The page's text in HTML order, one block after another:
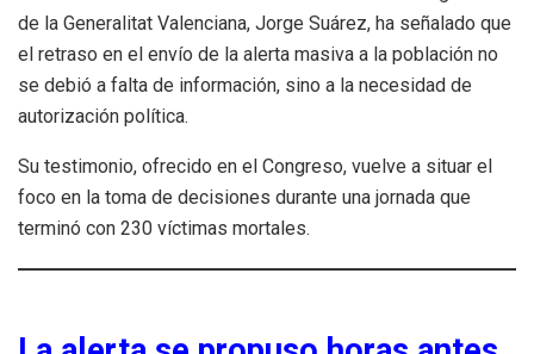
de la Generalitat Valenciana, Jorge Suárez, ha señalado que
el retraso en el envío de la alerta masiva a la población no
se debió a falta de información, sino a la necesidad de
autorización política.
Su testimonio, ofrecido en el Congreso, vuelve a situar el
foco en la toma de decisiones durante una jornada que
terminó con 230 víctimas mortales.